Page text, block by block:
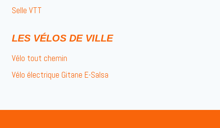
Selle VTT
LES VÉLOS DE VILLE
Vélo tout chemin
Vélo électrique Gitane E-Salsa